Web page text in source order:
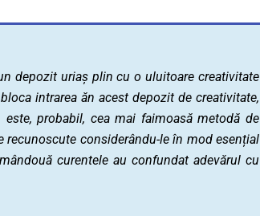
depozit uriaș plin cu o uluitoare creativitate
intrarea ăn acest depozit de creativitate,
este, probabil, cea mai faimoasă metodă de
considerându-le în mod esențial
curentele au confundat adevărul cu